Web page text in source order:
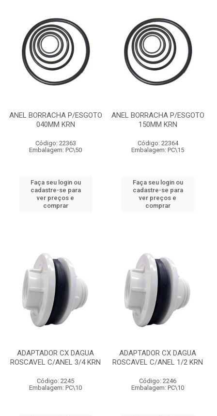
ANEL BORRACHA P/ESGOTO
040MM KRN
Código: 22363
Embalagem: PC\50
Faça seu login ou
cadastre-se para
ver preços e
comprar
ANEL BORRACHA P/ESGOTO
150MM KRN
Código: 22364
Embalagem: PC\15
Faça seu login ou
cadastre-se para
ver preços e
comprar
ADAPTADOR CX DAGUA
ROSCAVEL C/ANEL 3/4 KRN
Código: 2245
Embalagem: PC\10
ADAPTADOR CX DAGUA
ROSCAVEL C/ANEL 1/2 KRN
Código: 2246
Embalagem: PC\10